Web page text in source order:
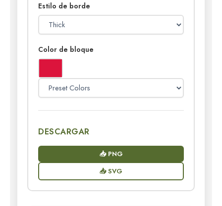
Estilo de borde
Color de bloque
DESCARGAR
📥 PNG
📥 SVG